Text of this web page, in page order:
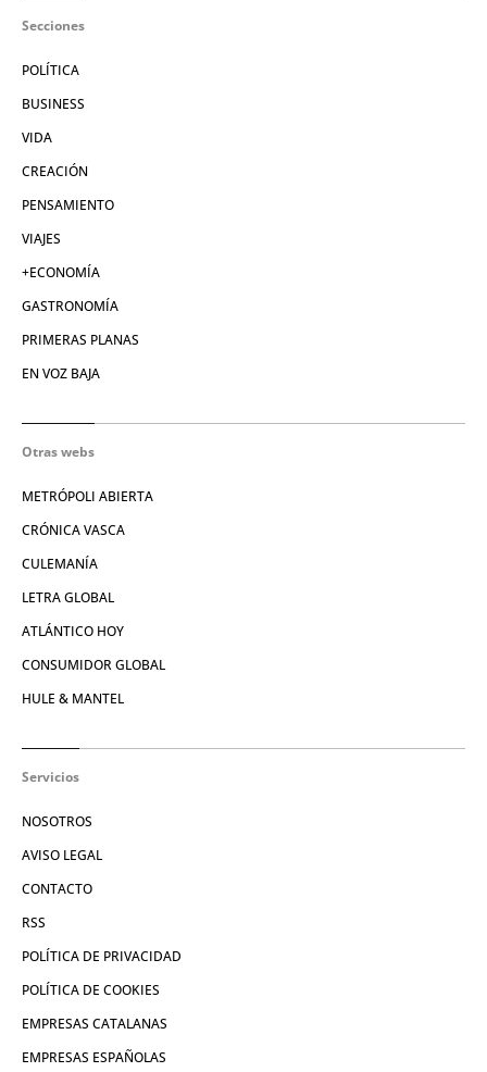
Secciones
POLÍTICA
BUSINESS
VIDA
CREACIÓN
PENSAMIENTO
VIAJES
+ECONOMÍA
GASTRONOMÍA
PRIMERAS PLANAS
EN VOZ BAJA
Otras webs
METRÓPOLI ABIERTA
CRÓNICA VASCA
CULEMANÍA
LETRA GLOBAL
ATLÁNTICO HOY
CONSUMIDOR GLOBAL
HULE & MANTEL
Servicios
NOSOTROS
AVISO LEGAL
CONTACTO
RSS
POLÍTICA DE PRIVACIDAD
POLÍTICA DE COOKIES
EMPRESAS CATALANAS
EMPRESAS ESPAÑOLAS